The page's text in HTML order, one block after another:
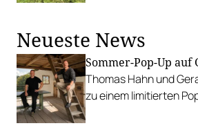
Neueste News
Sommer-Pop-Up auf
Thomas Hahn und
zu einem limitierten